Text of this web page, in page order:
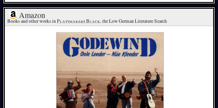
Amazon
Books and other works in Plattmakers Black, the Low German Literature Search